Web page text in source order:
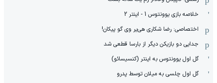
خلاصه بازی یوونتوس 1 - اینتر 2
اختصاصی: رضا شکاری هی‌یر وی‌ گو پیکان!
جدایی دو بازیکن دیگر از بارسا قطعی شد
گل اول یوونتوس به اینتر (کنسیسائو)
گل اول چلسی به میلان توسط پدرو